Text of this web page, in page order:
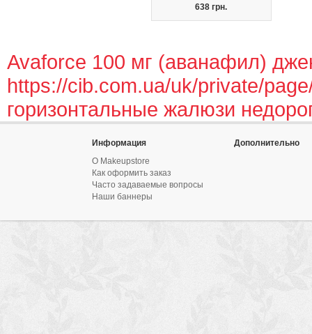
638 грн.
Avaforce 100 мг (аванафил)
https://cib.com.ua/uk/private/
горизонтальные жалюзи
Информация
О Makeupstore
Как оформить заказ
Часто задаваемые вопросы
Наши баннеры
Дополнительно